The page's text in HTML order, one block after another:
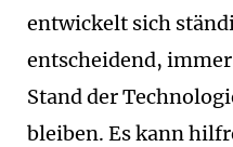
entwickelt sich
entscheidend,
Stand der
bleiben. Es kann